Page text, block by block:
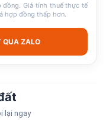
Giá tính thuế thực tế
hợp đồng thấp hơn.
QUA ZALO
lại ngay